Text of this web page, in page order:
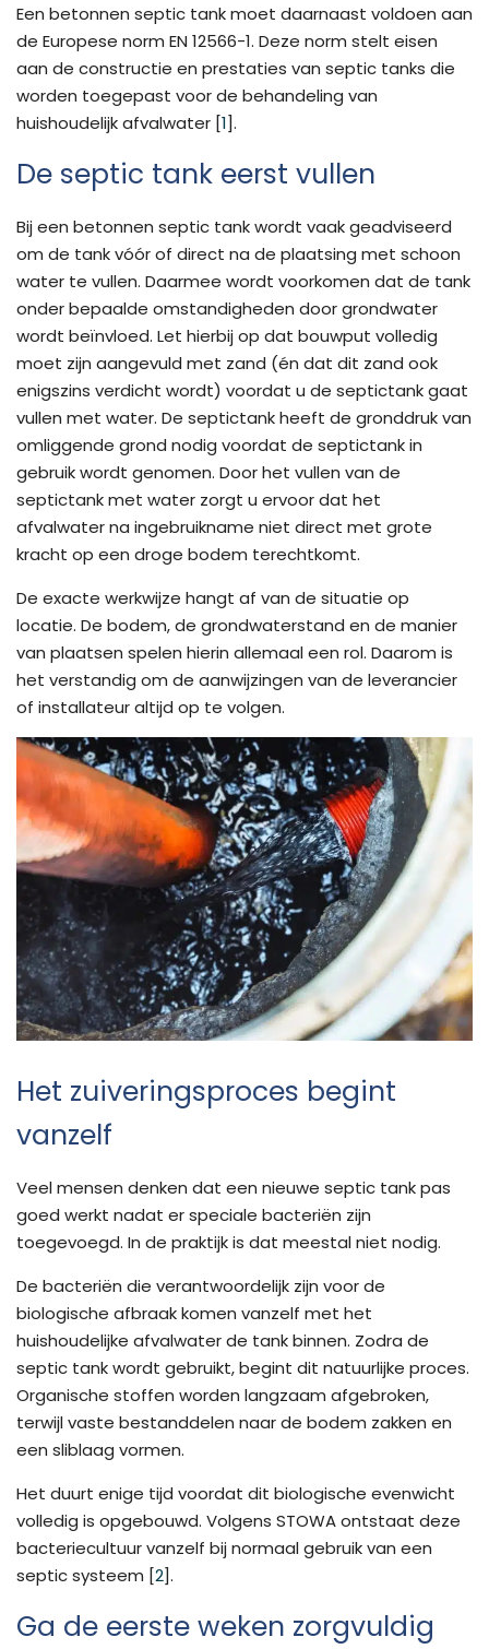
Een betonnen septic tank moet daarnaast voldoen aan
de Europese norm EN 12566-1. Deze norm stelt eisen
aan de constructie en prestaties van septic tanks die
worden toegepast voor de behandeling van
huishoudelijk afvalwater [1].
De septic tank eerst vullen
Bij een betonnen septic tank wordt vaak geadviseerd
om de tank vóór of direct na de plaatsing met schoon
water te vullen. Daarmee wordt voorkomen dat de tank
onder bepaalde omstandigheden door grondwater
wordt beïnvloed. Let hierbij op dat bouwput volledig
moet zijn aangevuld met zand (én dat dit zand ook
enigszins verdicht wordt) voordat u de septictank gaat
vullen met water. De septictank heeft de gronddruk van
omliggende grond nodig voordat de septictank in
gebruik wordt genomen. Door het vullen van de
septictank met water zorgt u ervoor dat het
afvalwater na ingebruikname niet direct met grote
kracht op een droge bodem terechtkomt.
De exacte werkwijze hangt af van de situatie op
locatie. De bodem, de grondwaterstand en de manier
van plaatsen spelen hierin allemaal een rol. Daarom is
het verstandig om de aanwijzingen van de leverancier
of installateur altijd op te volgen.
Het zuiveringsproces begint
vanzelf
Veel mensen denken dat een nieuwe septic tank pas
goed werkt nadat er speciale bacteriën zijn
toegevoegd. In de praktijk is dat meestal niet nodig.
De bacteriën die verantwoordelijk zijn voor de
biologische afbraak komen vanzelf met het
huishoudelijke afvalwater de tank binnen. Zodra de
septic tank wordt gebruikt, begint dit natuurlijke proces.
Organische stoffen worden langzaam afgebroken,
terwijl vaste bestanddelen naar de bodem zakken en
een sliblaag vormen.
Het duurt enige tijd voordat dit biologische evenwicht
volledig is opgebouwd. Volgens STOWA ontstaat deze
bacteriecultuur vanzelf bij normaal gebruik van een
septic systeem [2].
Ga de eerste weken zorgvuldig